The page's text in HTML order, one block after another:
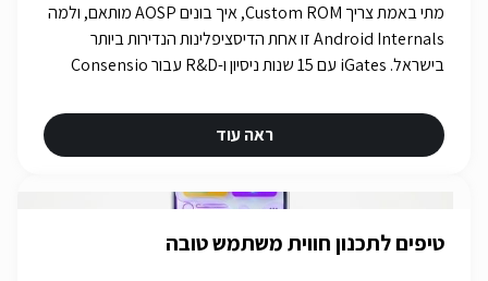
מתי באמת צריך Custom ROM, איך בונים AOSP מותאם, ולמה
Android Internals זו אחת הדיסציפלינות הנדירות ביותר
בישראל. iGates עם 15 שנות ניסיון ו-R&D עבור Consensio
ראה עוד
טיפים לתכנון חווית משתמש טובה